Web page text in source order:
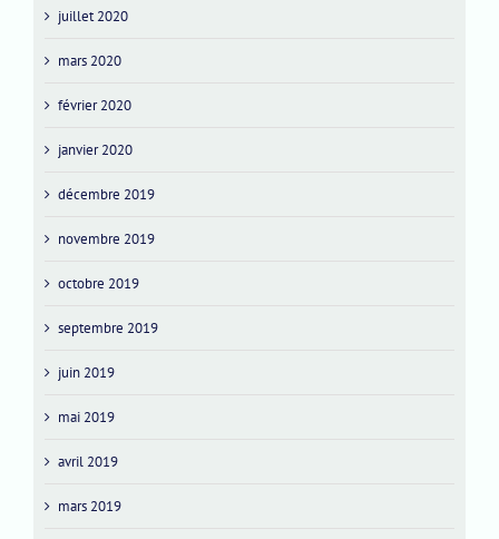
juillet 2020
mars 2020
février 2020
janvier 2020
décembre 2019
novembre 2019
octobre 2019
septembre 2019
juin 2019
mai 2019
avril 2019
mars 2019